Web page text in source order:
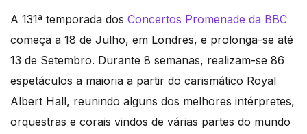
A 131ª temporada dos Concertos Promenade da BBC
começa a 18 de Julho, em Londres, e prolonga-se até
13 de Setembro. Durante 8 semanas, realizam-se 86
espetáculos a maioria a partir do carismático Royal
Albert Hall, reunindo alguns dos melhores intérpretes,
orquestras e corais vindos de várias partes do mundo